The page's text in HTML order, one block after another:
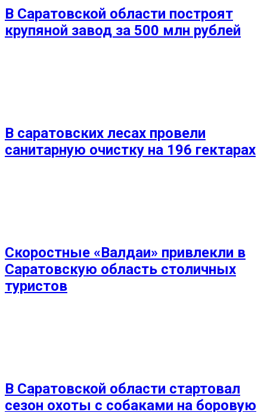
В Саратовской области построят
крупяной завод за 500 млн рублей
В саратовских лесах провели
санитарную очистку на 196 гектарах
Скоростные «Валдаи» привлекли в
Саратовскую область столичных
туристов
В Саратовской области стартовал
сезон охоты с собаками на боровую